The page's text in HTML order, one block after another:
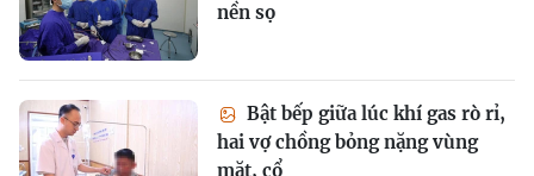
nền sọ
Bật bếp giữa lúc khí gas rò rỉ,
hai vợ chồng bỏng nặng vùng
mặt, cổ